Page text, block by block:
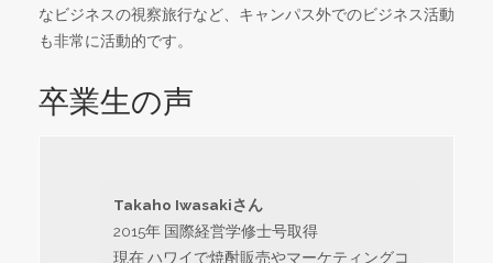
なビジネスの視察旅行など、キャンパス外でのビジネス活動
も非常に活動的です。
卒業生の声
Takaho Iwasakiさん
2015年 国際経営学修士号取得
現在 ハワイで焼酎販売やマーケティングコ